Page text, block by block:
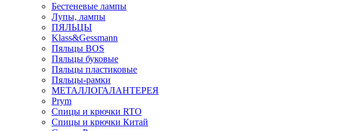
Бестеневые лампы
Лупы, лампы
ПЯЛЬЦЫ
Klass&Gessmann
Пяльцы BOS
Пяльцы буковые
Пяльцы пластиковые
Пяльцы-рамки
МЕТАЛЛОГАЛАНТЕРЕЯ
Prym
Спицы и крючки RTO
Спицы и крючки Китай